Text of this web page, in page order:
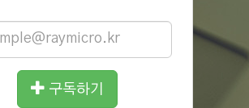
address
구독하기